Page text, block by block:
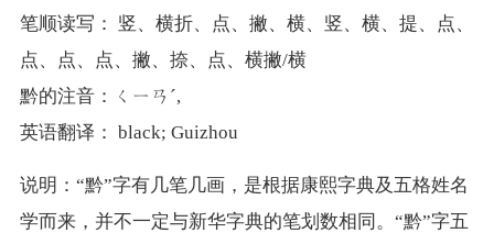
笔顺读写： 竖、横折、点、撇、横、竖、横、提、点、
点、点、点、撇、捺、点、横撇/横
黔的注音：ㄑㄧㄢˊ,
英语翻译： black; Guizhou
说明：“黔”字有几笔几画，是根据康熙字典及五格姓名
学而来，并不一定与新华字典的笔划数相同。“黔”字五